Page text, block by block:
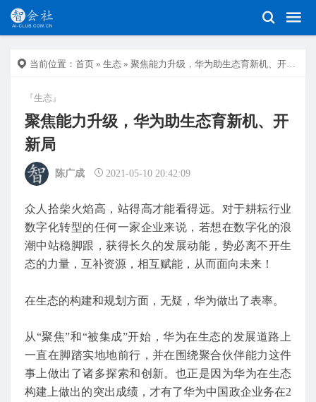
当前位置： 首页 » 生态 » 聚焦能力升级，华为助生态育新机、开新局
『生态』
聚焦能力升级，华为助生态育新机、开
新局
陈广成 2021-05-10 20:42:09
众人拾柴火焰高，站得高才能看得远。对于耕耘行业
数字化转型的任何一家企业来说，若想在数字化的浪
潮中站稳脚跟，获得长久的发展动能，势必离不开生
态的力量，互补资源，相互赋能，从而面向未来！
在生态的构建和规划方面，无疑，华为做出了表率。
从“聚焦”和“被集成”开始，华为在生态的发展道路上
一直在脚踏实地地前行，并在围绕聚合伙伴能力这件
事上做出了诸多探索和创新。也正是因为华为在生态
构建上做出的突出成绩，才有了华为中国政企业务在2